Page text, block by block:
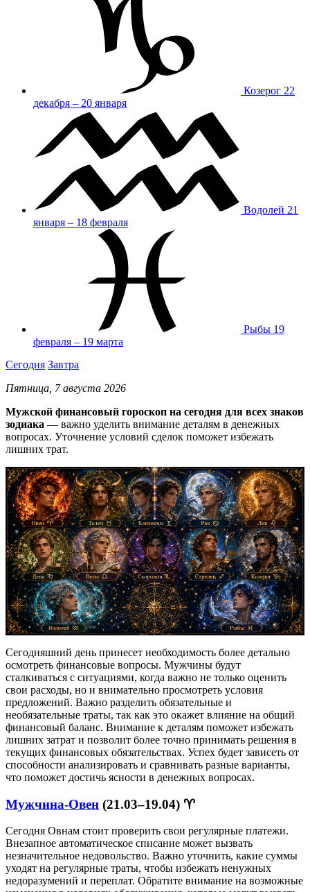
Козерог 22
декабря – 20 января
Водолей 21
января – 18 февраля
Рыбы 19
февраля – 19 марта
Сегодня Завтра
Пятница, 7 августа 2026
Мужской финансовый гороскоп на сегодня для всех знаков
зодиака — важно уделить внимание деталям в денежных
вопросах. Уточнение условий сделок поможет избежать
лишних трат.
Сегодняшний день принесет необходимость более детально
осмотреть финансовые вопросы. Мужчины будут
сталкиваться с ситуациями, когда важно не только оценить
свои расходы, но и внимательно просмотреть условия
предложений. Важно разделить обязательные и
необязательные траты, так как это окажет влияние на общий
финансовый баланс. Внимание к деталям поможет избежать
лишних затрат и позволит более точно принимать решения в
текущих финансовых обязательствах. Успех будет зависеть от
способности анализировать и сравнивать разные варианты,
что поможет достичь ясности в денежных вопросах.
Мужчина-Овен (21.03–19.04) ♈
Сегодня Овнам стоит проверить свои регулярные платежи.
Внезапное автоматическое списание может вызвать
незначительное недовольство. Важно уточнить, какие суммы
уходят на регулярные траты, чтобы избежать ненужных
недоразумений и переплат. Обратите внимание на возможные